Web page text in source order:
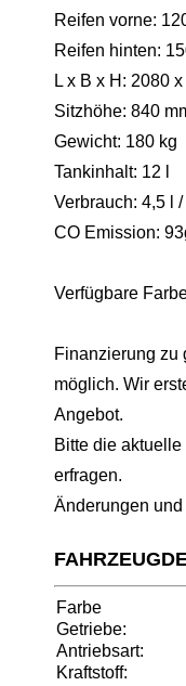
Reifen vorne:
Reifen hinten:
L x B x H: 2080
Sitzhöhe: 840
Gewicht: 180 kg
Tankinhalt: 12 l
Verbrauch: 4,5 l
CO Emission:
Verfügbare
Finanzierung zu
möglich. Wir
Angebot.
Bitte die
erfragen.
Änderungen
Farbe
Getriebe:
Antriebsart:
Kraftstoff: